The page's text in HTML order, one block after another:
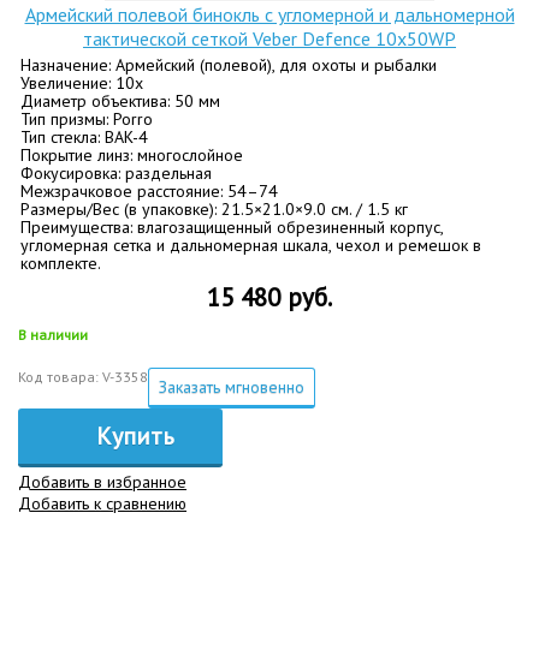
Армейский полевой бинокль с угломерной и дальномерной
тактической сеткой Veber Defence 10x50WP
Назначение: Армейский (полевой), для охоты и рыбалки
Увеличение: 10х
Диаметр объектива: 50 мм
Тип призмы: Porro
Тип стекла: BАK-4
Покрытие линз: многослойное
Фокусировка: раздельная
Межзрачковое расстояние: 54–74
Размеры/Вес (в упаковке): 21.5×21.0×9.0 см. / 1.5 кг
Преимущества: влагозащищенный обрезиненный корпус,
угломерная сетка и дальномерная шкала, чехол и ремешок в
комплекте.
15 480 руб.
В наличии
Код товара: V-3358 Заказать мгновенно
Купить
Добавить в избранное
Добавить к сравнению